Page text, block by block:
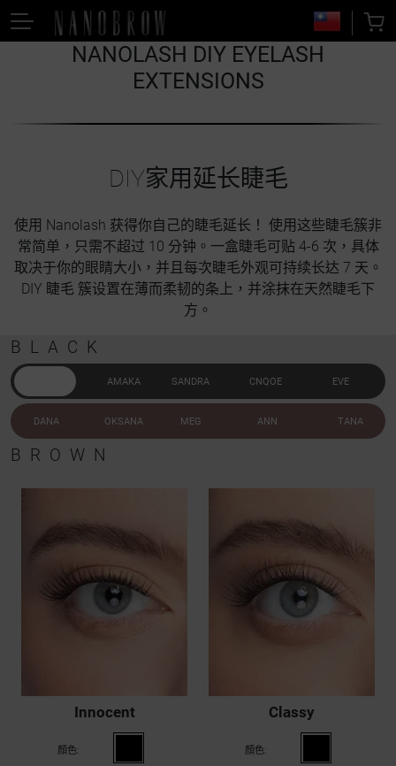
NANOLASH DIY EYELASH
EXTENSIONS
DIY家用延长睫毛
使用 Nanolash 获得你自己的睫毛延长！ 使用这些睫毛簇非
常简单，只需不超过 10 分钟。一盒睫毛可贴 4-6 次，具体
取决于你的眼睛大小，并且每次睫毛外观可持续长达 7 天。
DIY 睫毛 簇设置在薄而柔韧的条上，并涂抹在天然睫毛下
方。
BLACK
AMAKA SANDRA CNQOE EVE
DANA OKSANA MEG ANN TANA
BROWN
Innocent
顏色:
Classy
顏色: